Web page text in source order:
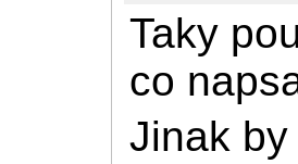
Taky
co
Jinak